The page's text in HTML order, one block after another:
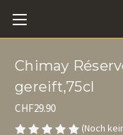
Chimay
gereift,75cl
CHF29.90
(Noch